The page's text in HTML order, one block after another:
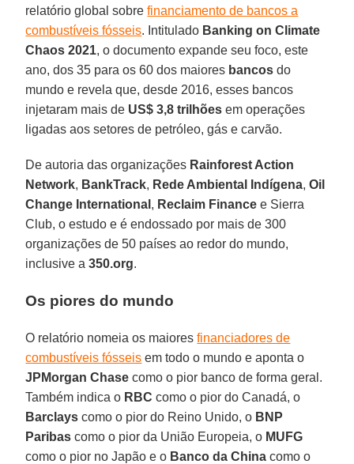
relatório global sobrefinanciamento de bancos a
combustíveis fósseis. Intitulado Banking on Climate
Chaos 2021, o documento expande seu foco, este
ano, dos 35 para os 60 dos maiores bancos do
mundo e revela que, desde 2016, esses bancos
injetaram mais de US$ 3,8 trilhões em operações
ligadas aos setores de petróleo, gás e carvão.
De autoria das organizações Rainforest Action
Network, BankTrack, Rede Ambiental Indígena,Oil
Change International , Reclaim Finance e Sierra
Club, o estudo e é endossado por mais de 300
organizações de 50 países ao redor do mundo,
inclusive a350.org.
Os piores do mundo
O relatório nomeia os maioresfinanciadores de
combustíveis fósseis em todo o mundo e aponta o
JPMorgan Chase como o pior banco de forma geral.
Também indica o RBC como o pior do Canadá, o
Barclays como o pior do Reino Unido, o BNP
Paribas como o pior da União Europeia, o MUFG
como o pior no Japão e o Banco da China como o